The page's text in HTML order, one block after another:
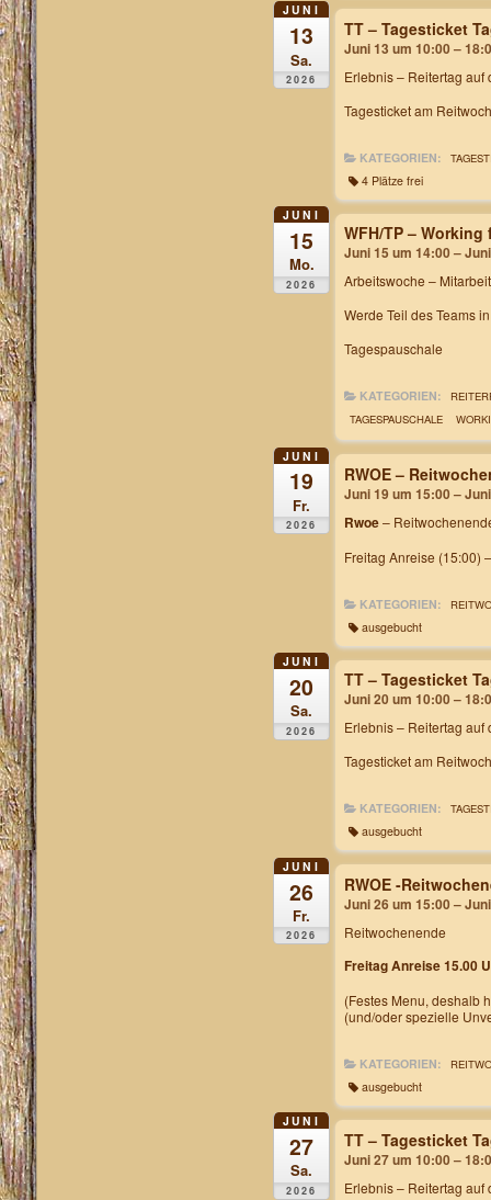
JUNI
13
Sa.
2026
TT – Tagesticket
Juni 13 um 10:00 –
Erlebnis – Reitertag auf
Tagesticket am
KATEGORIEN:
4 Plätze frei
JUNI
15
Mo.
2026
WFH/TP –
Juni 15 um 14:00 –
Arbeitswoche –
Werde Teil des Teams
Tagespauschale
KATEGORIEN:
TAGESPAUSCHALE
JUNI
19
Fr.
2026
RWOE –
Juni 19 um 15:00 –
Rwoe–
Freitag Anreise (15:00)
KATEGORIEN:
ausgebucht
JUNI
20
Sa.
2026
TT – Tagesticket
Juni 20 um 10:00 –
Erlebnis – Reitertag auf
Tagesticket am
KATEGORIEN:
ausgebucht
JUNI
26
Fr.
2026
RWOE -
Juni 26 um 15:00 –
Reitwochenende
Freitag Anreise 15.00
(Festes Menu, deshalb
(und/oder spezielle
KATEGORIEN:
ausgebucht
JUNI
27
Sa.
2026
TT – Tagesticket
Juni 27 um 10:00 –
Erlebnis – Reitertag auf